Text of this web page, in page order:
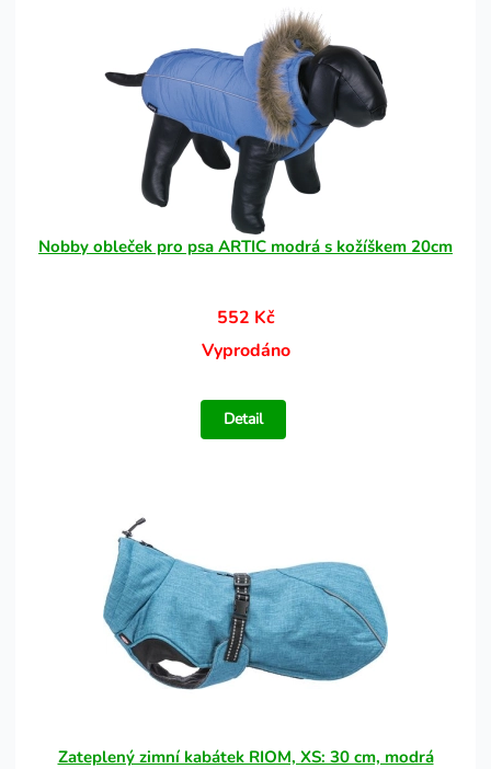
Nobby obleček pro psa ARTIC modrá s kožíškem 20cm
552 Kč
Vyprodáno
Detail
Zateplený zimní kabátek RIOM, XS: 30 cm, modrá